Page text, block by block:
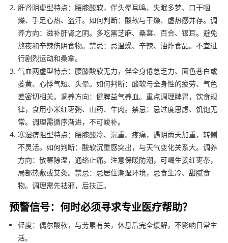
肝肾阴虚型特点：腰膝酸软，伴头晕耳鸣、失眠多梦、口干咽
燥、手足心热、盗汗。如何判断：酸软与干燥、虚热感并存。调
养方向：滋补肝肾之阴。多吃黑芝麻、桑葚、百合、银耳。避免
熬夜和辛辣伤阴食物。禁忌：忌温燥、辛辣、油炸食品。不宜进
行剧烈运动和桑拿。
气血两虚型特点：腰膝酸软无力，伴全身倦怠乏力、面色苍白或
萎黄、心悸气短、头晕。如何判断：酸软与全身性的疲劳、气色
差密切相关。调养方向：健脾益气养血。重点调理脾胃，饮食规
律，食用小米红枣粥、山药、牛肉。禁忌：忌过度思虑、饥饱无
常。调理需循序渐进，不可峻补。
寒湿痹阻型特点：腰膝酸冷、沉重、疼痛，遇阴雨天加重，转侧
不灵活。如何判断：酸软沉重感突出，与天气变化关系大。调养
方向：散寒除湿，通络止痛。注意保暖防潮，可喝生姜红枣茶，
局部热敷或艾灸。禁忌：忌居住潮湿环境，忌食生冷、甜腻食
物。调理需先祛邪，后扶正。
预警信号：何时必须寻求专业医疗帮助？
轻度：偶尔酸软，与劳累有关，休息后完全缓解，不影响日常生
活。